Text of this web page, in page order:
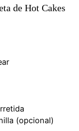
de Hot Cakes
(opcional)